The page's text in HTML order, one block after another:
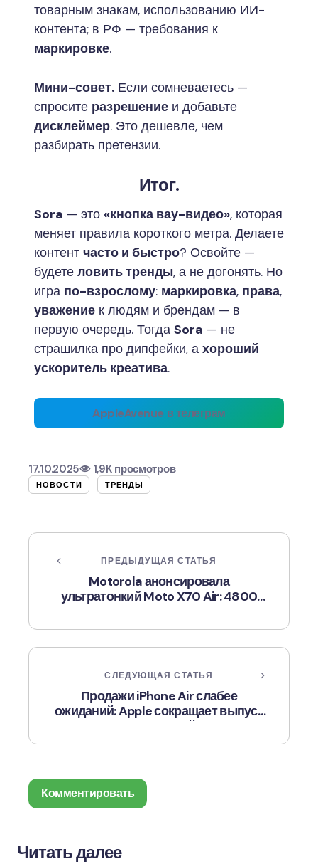
товарным знакам, использованию ИИ-
контента; в РФ — требования к
маркировке.
Мини-совет. Если сомневаетесь —
спросите разрешение и добавьте
дисклеймер. Это дешевле, чем
разбирать претензии.
Итог.
Sora — это «кнопка вау-видео», которая
меняет правила короткого метра. Делаете
контент часто и быстро? Освойте —
будете ловить тренды, а не догонять. Но
игра по-взрослому: маркировка, права,
уважение к людям и брендам — в
первую очередь. Тогда Sora — не
страшилка про дипфейки, а хороший
ускоритель креатива.
AppleAvenue в телеграм
17.10.2025 1,9K просмотров
НОВОСТИ ТРЕНДЫ
ПРЕДЫДУЩАЯ СТАТЬЯ
Motorola анонсировала
ультратонкий Moto X70 Air: 4800
СЛЕДУЮЩАЯ СТАТЬЯ
Продажи iPhone Air слабее
ожиданий: Apple сокращает выпуск
на 1 млн. устройств
Комментировать
Читать далее